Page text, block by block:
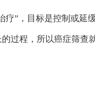
疗”，目标是控制或
过程，所以癌症筛查